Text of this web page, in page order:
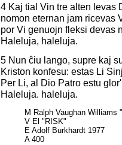
4 Kaj tial Vin tre alten levas
nomon eternan jam ricevas
por Vi genuojn fleksi devas
Haleluja, haleluja.
5 Nun ĉiu lango, supre kaj
Kriston konfesu: estas Li
Per Li, al Dio Patro estu
Haleluja. haleluja.
M Ralph Vaughan Williams
V El "RISK"
E Adolf Burkhardt 1977
A 400